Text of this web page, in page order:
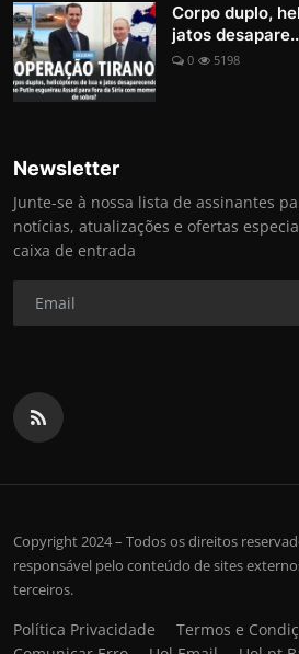
Corpo duplo,
jatos
0 5198
Newsletter
Junte-se à nossa lista de assinantes
notícias, atualizações e ofertas
caixa de entrada
Copyright 2024 – Todos os direitos
responsável pelo conteúdo de sites
terceiros.
Política Privacidade Termos e